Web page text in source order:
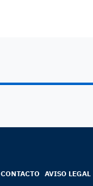
CONTACTO AVISO LEGAL